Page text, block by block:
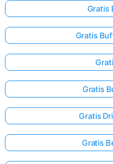
Gratis
Gratis
Gratis
Gratis
Gratis